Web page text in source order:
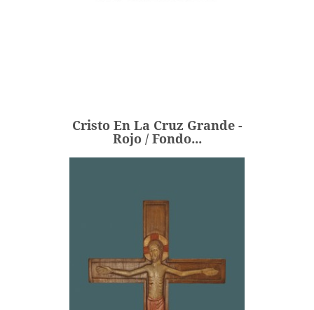
Cristo En La Cruz Grande -
Rojo / Fondo...
AÑADIR